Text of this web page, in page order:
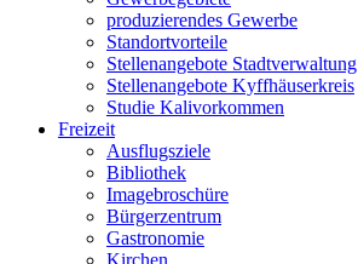
produzierendes Gewerbe
Standortvorteile
Stellenangebote Stadtverwaltung
Stellenangebote Kyffhäuserkreis
Studie Kalivorkommen
Freizeit
Ausflugsziele
Bibliothek
Imagebroschüre
Bürgerzentrum
Gastronomie
Kirchen